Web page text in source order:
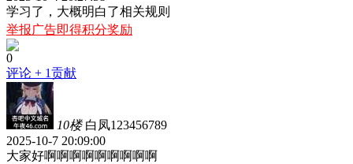
学习了，大概明白了相关规则
举报广告即得积分奖励
0
评论 + 1贡献
10楼 白凤123456789
2025-10-7 20:09:00
大家好啊啊啊啊啊啊啊啊啊